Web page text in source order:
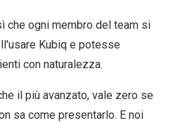
che ogni membro del team si
Kubiq e potesse
con naturalezza.
il più avanzato, vale zero se
sa come presentarlo. E noi